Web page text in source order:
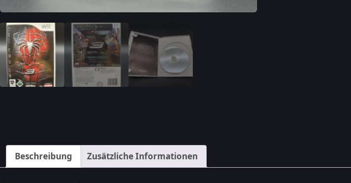
Beschreibung Zusätzliche Informationen